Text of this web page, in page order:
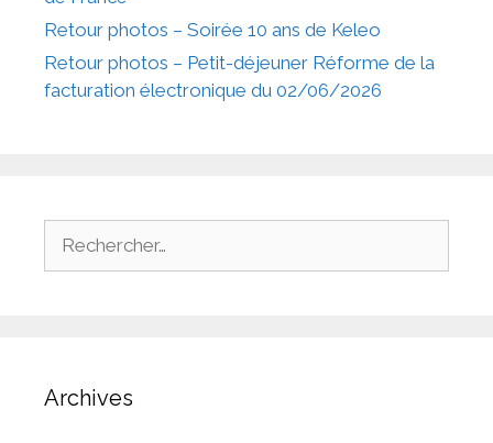
Retour photos – Soirée 10 ans de Keleo
Retour photos – Petit-déjeuner Réforme de la
facturation électronique du 02/06/2026
Archives